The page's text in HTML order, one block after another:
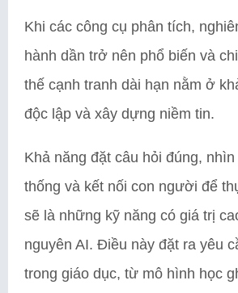
Khi các công cụ phân tích,
hành dần trở nên phổ biến và
thế cạnh tranh dài hạn nằm ở
độc lập và xây dựng niềm tin.
Khả năng đặt câu hỏi đúng,
thống và kết nối con người để
sẽ là những kỹ năng có giá trị
nguyên AI. Điều này đặt ra yêu
trong giáo dục, từ mô hình học